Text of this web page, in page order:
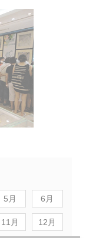
5月 6月
11月 12月